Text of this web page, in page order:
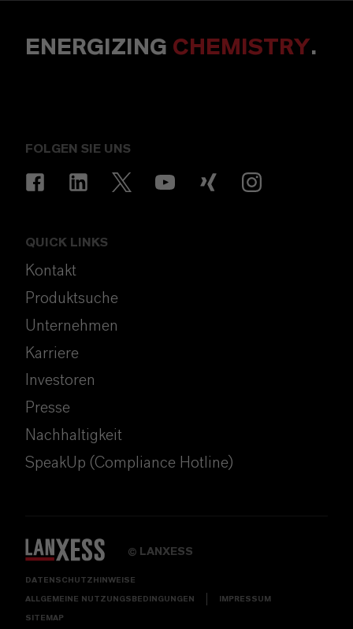
ENERGIZING CHEMISTRY.
FOLGEN SIE UNS
QUICK LINKS
Kontakt
Produktsuche
Unternehmen
Karriere
Investoren
Presse
Nachhaltigkeit
SpeakUp (Compliance Hotline)
© LANXESS
DATENSCHUTZHINWEISE
ALLGEMEINE NUTZUNGSBEDINGUNGEN IMPRESSUM
SITEMAP